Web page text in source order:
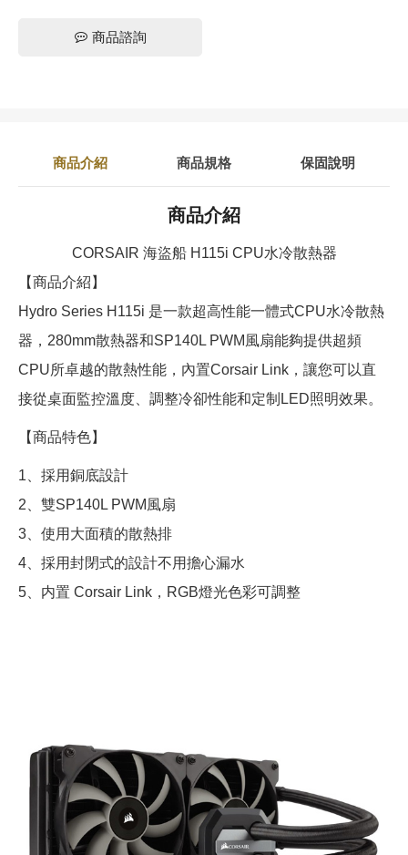
商品諮詢
商品介紹 商品規格 保固說明
商品介紹
CORSAIR 海盜船 H115i CPU水冷散熱器
【商品介紹】
Hydro Series H115i 是一款超高性能一體式CPU水冷散熱
器，280mm散熱器和SP140L PWM風扇能夠提供超頻
CPU所卓越的散熱性能，內置Corsair Link，讓您可以直
接從桌面監控溫度、調整冷卻性能和定制LED照明效果。
【商品特色】
1、採用銅底設計
2、雙SP140L PWM風扇
3、使用大面積的散熱排
4、採用封閉式的設計不用擔心漏水
5、内置 Corsair Link，RGB燈光色彩可調整